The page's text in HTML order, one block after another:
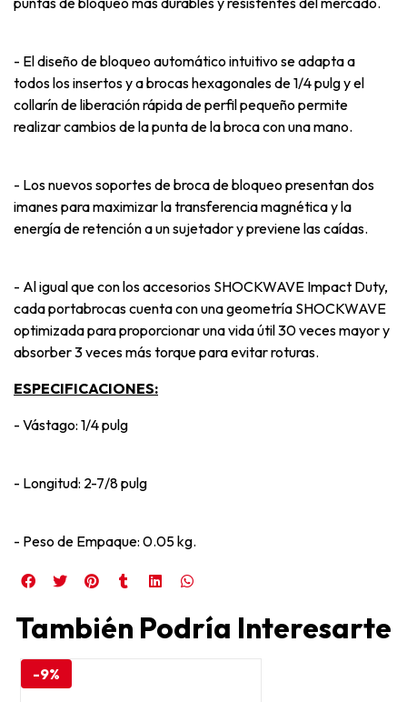
- El diseño de bloqueo automático intuitivo se adapta a
todos los insertos y a brocas hexagonales de 1/4 pulg y el
collarín de liberación rápida de perfil pequeño permite
realizar cambios de la punta de la broca con una mano.
- Los nuevos soportes de broca de bloqueo presentan dos
imanes para maximizar la transferencia magnética y la
energía de retención a un sujetador y previene las caídas.
- Al igual que con los accesorios SHOCKWAVE Impact Duty,
cada portabrocas cuenta con una geometría SHOCKWAVE
optimizada para proporcionar una vida útil 30 veces mayor y
absorber 3 veces más torque para evitar roturas.
ESPECIFICACIONES:
- Vástago: 1/4 pulg
- Longitud: 2-7/8 pulg
- Peso de Empaque: 0.05 kg.
También Podría Interesarte
-9%